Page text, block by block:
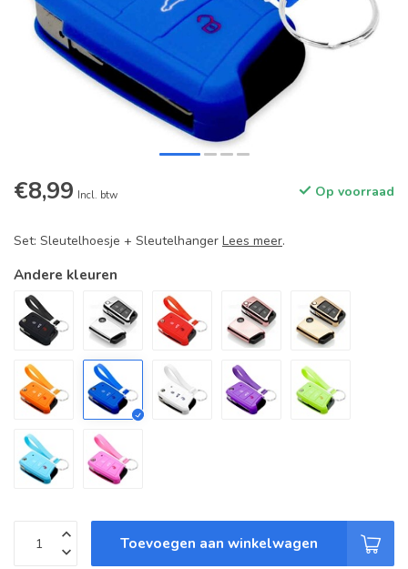
€8,99 Incl. btw Op voorraad
Set: Sleutelhoesje + Sleutelhanger Lees meer.
Andere kleuren
Toevoegen aan winkelwagen